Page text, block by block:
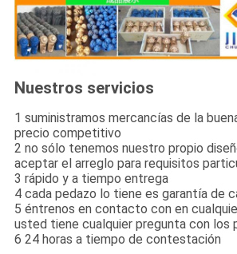
Nuestros servicios
1 suministramos mercancías de la
precio competitivo
2 no sólo tenemos nuestro propio
aceptar el arreglo para requisitos
3 rápido y a tiempo entrega
4 cada pedazo lo tiene es garantía de
5 éntrenos en contacto con en
usted tiene cualquier pregunta con los
6 24 horas a tiempo de contestación